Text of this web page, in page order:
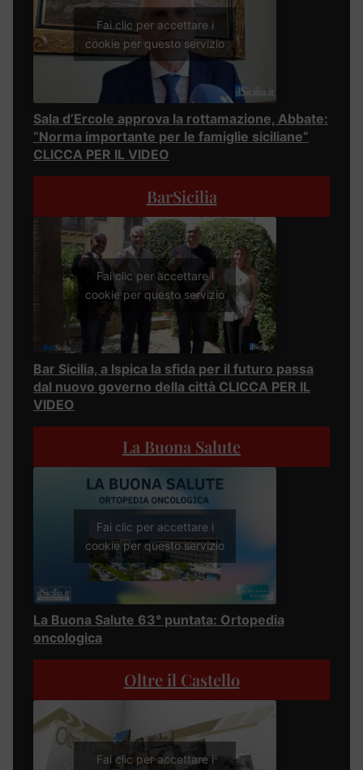
Fai clic per accettare i
cookie per questo servizio
Sala d’Ercole approva la rottamazione, Abbate:
“Norma importante per le famiglie siciliane”
CLICCA PER IL VIDEO
BarSicilia
Fai clic per accettare i
cookie per questo servizio
Bar Sicilia, a Ispica la sfida per il futuro passa
dal nuovo governo della città CLICCA PER IL
VIDEO
La Buona Salute
Fai clic per accettare i
cookie per questo servizio
La Buona Salute 63° puntata: Ortopedia
oncologica
Oltre il Castello
Fai clic per accettare i